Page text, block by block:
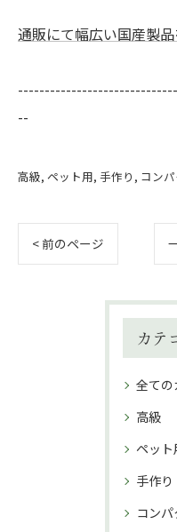
通販にて幅広い国産製
--
高級 ペット用 手作り コン
< 前のページ
カテ
全ての
高級
ペット
手作り
コンパ